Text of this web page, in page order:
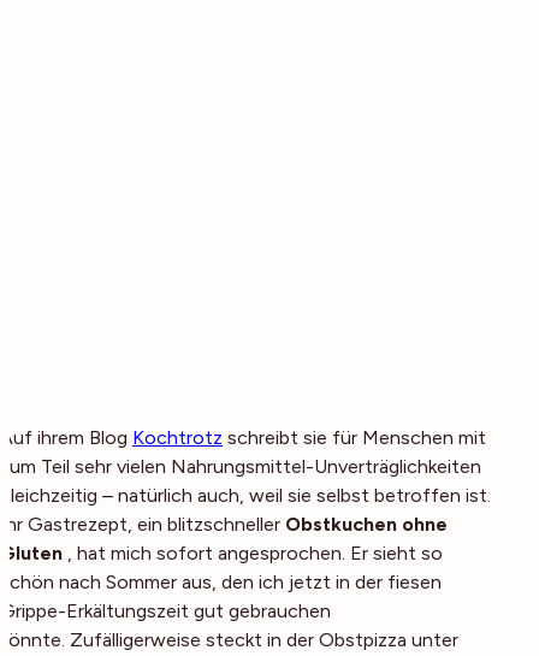
Auf ihrem Blog Kochtrotz schreibt sie für Menschen mit
zum Teil sehr vielen Nahrungsmittel-Unverträglichkeiten
gleichzeitig – natürlich auch, weil sie selbst betroffen ist.
Ihr Gastrezept, ein blitzschneller Obstkuchen ohne
Gluten , hat mich sofort angesprochen. Er sieht so
schön nach Sommer aus, den ich jetzt in der fiesen
Grippe-Erkältungszeit gut gebrauchen
könnte. Zufälligerweise steckt in der Obstpizza unter